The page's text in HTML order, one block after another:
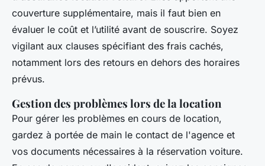
couverture supplémentaire, mais il faut bien en
évaluer le coût et l’utilité avant de souscrire. Soyez
vigilant aux clauses spécifiant des frais cachés,
notamment lors des retours en dehors des horaires
prévus.
Gestion des problèmes lors de la location
Pour gérer les problèmes en cours de location,
gardez à portée de main le contact de l'agence et
vos documents nécessaires à la réservation voiture.